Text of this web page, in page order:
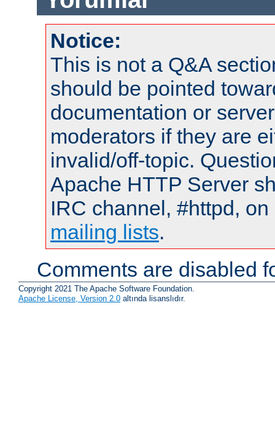
Notice:
This is not a Q&A
should be pointed
documentation or
moderators if they are
invalid/off-topic.
Apache HTTP Server
IRC channel, #httpd,
mailing lists.
Comments are disabled
Copyright 2021 The Apache Software Foundation.
Apache License, Version 2.0 altında lisanslıdır.